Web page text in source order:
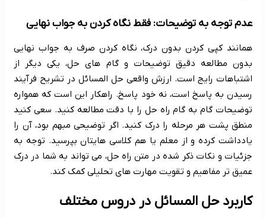
عدم توجه به توضیحات: فقط نگاه کردن به جواب نهایی
همانند کپی کردن بدون درک، نگاه کردن صرف به جواب نهایی
بدون مطالعه دقیق توضیحات و گام های حل، یکی دیگر از
اشتباهات رایج است. ارزش واقعی حل المسائل در تشریح فرآیند
رسیدن به پاسخ است، نه خود پاسخ. راهکار این است که همواره
توضیحات گام به گام راه حل را با دقت مطالعه کنید. سعی کنید
منطق پشت هر مرحله را درک کنید. اگر توضیحی مبهم بود، آن را
یادداشت کرده و از معلم یا هم کلاسی هایتان بپرسید. توجه به
جزئیات و نکات ذکر شده در متن راه حل، می تواند به شما در درک
عمیق تر مفاهیم و تقویت مهارت های تحلیلی کمک کند.
کاربرد حل المسائل در دروس مختلف